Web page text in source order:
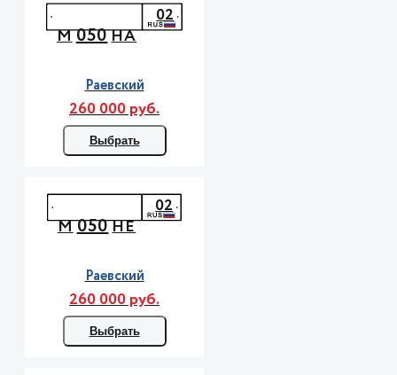
М050НА
02
Раевский
260 000 руб.
Выбрать
М050НЕ
02
Раевский
260 000 руб.
Выбрать